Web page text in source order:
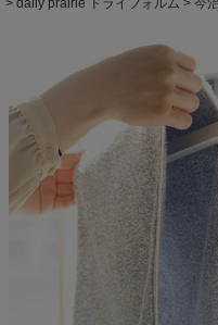
daily prairie ドライフォルム
今